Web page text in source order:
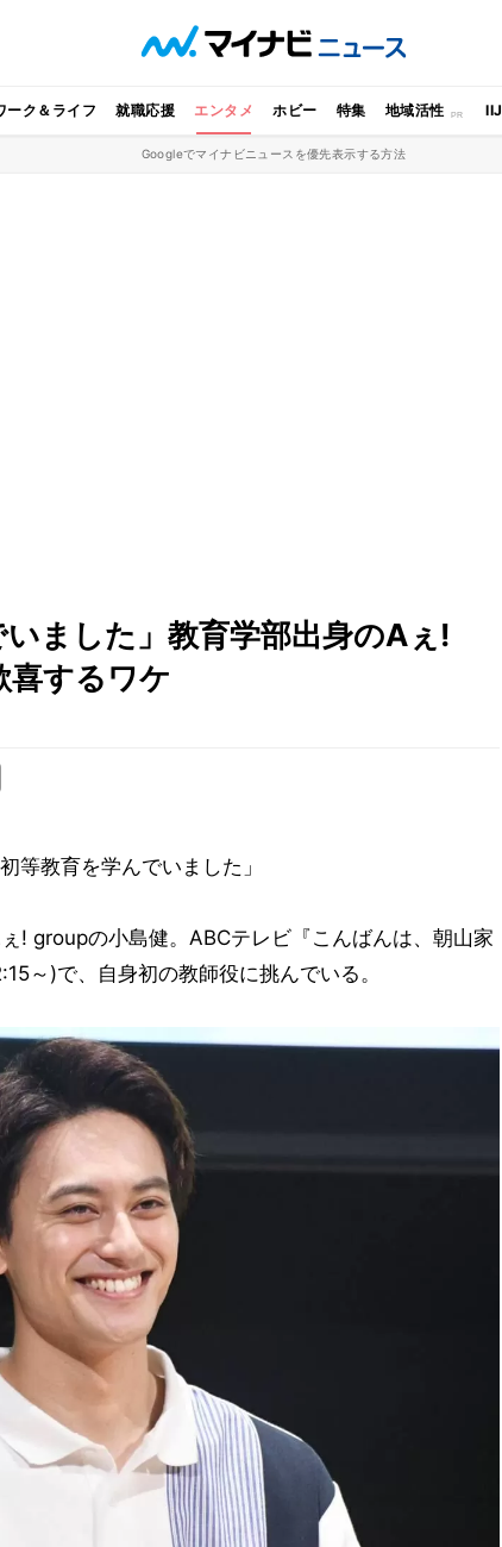
ーク＆ライフ 就職応援 エンタメ ホビー 特集 地域活性 IIJ
Googleでマイナビニュースを優先表示する方法
いました」教育学部出身のAぇ!
喜するワケ
等教育を学んでいました」
! groupの小島健。ABCテレビ『こんばんは、朝山家
～)で、自身初の教師役に挑んでいる。